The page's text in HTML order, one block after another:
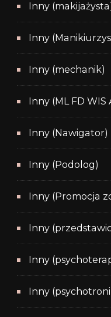
Inny
Inny
Inny (mechanik)
Inny (ML FD WIS
Inny (Nawigator)
Inny (Podolog)
Inny (Promocja
Inny
Inny
Inny